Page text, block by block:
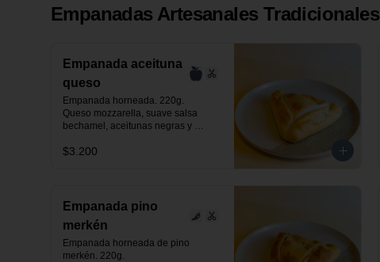
Empanadas Artesanales Tradicionales
Empanada aceituna
queso
Empanada horneada. 220g.
Queso mozzarella, suave salsa
bechamel, aceitunas negras y
$3.200
Empanada pino
merkén
Empanada horneada de pino
merkén. 220g.